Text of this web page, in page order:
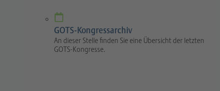
GOTS-Kongressarchiv
An dieser Stelle finden Sie eine Übersicht der letzten
GOTS-Kongresse.